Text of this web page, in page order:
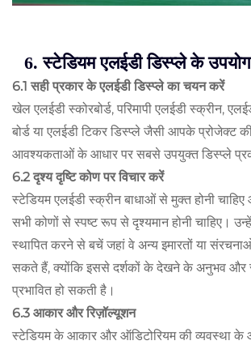
6. स्टेडियम एलईडी डिस्प्ले के
6.1 सही प्रकार के एलईडी डिस्प्ले का चयन करें
खेल एलईडी स्कोरबोर्ड, परिमापी एलईडी स्क्रीन,
बोर्ड या एलईडी टिकर डिस्प्ले जैसी आपके प्रोजेक्ट की
आवश्यकताओं के आधार पर सबसे उपयुक्त डिस्प्ले
6.2 दृश्य दृष्टि कोण पर विचार करें
स्टेडियम एलईडी स्क्रीन बाधाओं से मुक्त होनी
सभी कोणों से स्पष्ट रूप से दृश्यमान होनी चाहिए।
स्थापित करने से बचें जहां वे अन्य इमारतों या संरचनाओं
सकते हैं, क्योंकि इससे दर्शकों के देखने के अनुभव और
प्रभावित हो सकती है।
6.3 आकार और रिज़ॉल्यूशन
स्टेडियम के आकार और ऑडिटोरियम की व्यवस्था के